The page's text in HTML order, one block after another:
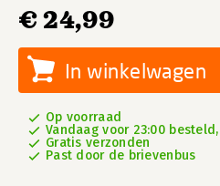
€ 24,99
In winkelwagen
Op voorraad
Vandaag voor 23:00
Gratis verzonden
Past door de brievenbus